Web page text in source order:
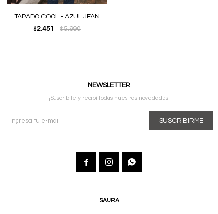
TAPADO COOL - AZUL JEAN
$ 2.451 $5.990
SAURA
NEWSLETTER
¡Suscribite y recibí todas nuestras novedades!
SUSCRIBIRME
  